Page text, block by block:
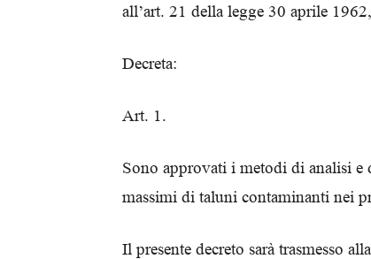
all’art. 21 della legge 30 aprile
Decreta:
Art. 1.
Sono approvati i metodi di analisi
massimi di taluni contaminanti nei
Il presente decreto sarà trasmesso